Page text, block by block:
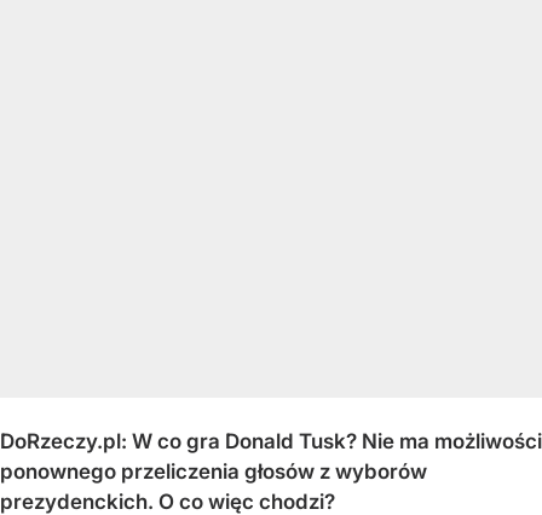
DoRzeczy.pl: W co gra Donald Tusk? Nie ma możliwości
ponownego przeliczenia głosów z wyborów
prezydenckich. O co więc chodzi?